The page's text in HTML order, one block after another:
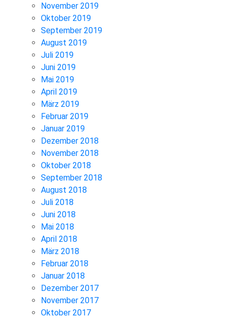
November 2019
Oktober 2019
September 2019
August 2019
Juli 2019
Juni 2019
Mai 2019
April 2019
März 2019
Februar 2019
Januar 2019
Dezember 2018
November 2018
Oktober 2018
September 2018
August 2018
Juli 2018
Juni 2018
Mai 2018
April 2018
März 2018
Februar 2018
Januar 2018
Dezember 2017
November 2017
Oktober 2017